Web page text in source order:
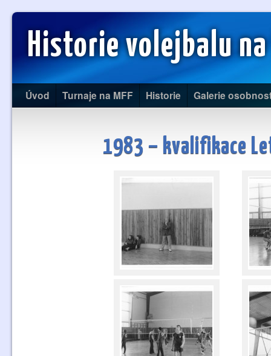
Historie volejbalu na
Úvod Turnaje na MFF Historie Galerie
1983 – kvalifikace